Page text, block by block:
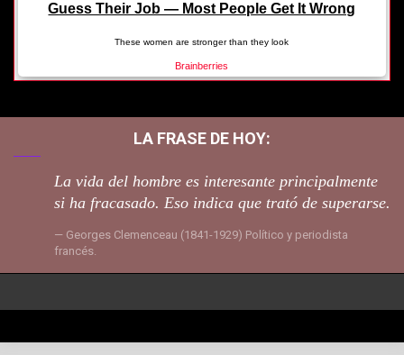
LA FRASE DE HOY:
La vida del hombre es interesante principalmente
si ha fracasado. Eso indica que trató de superarse.
Georges Clemenceau (1841-1929) Político y periodista
francés.